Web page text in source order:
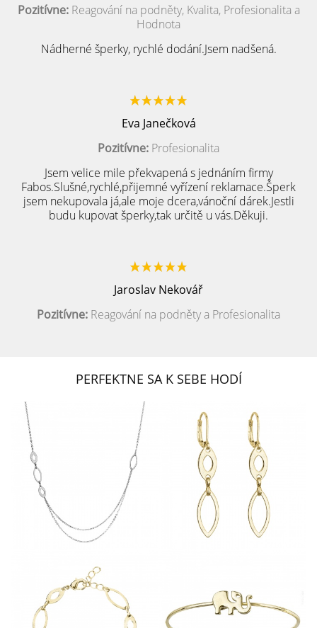
Pozitívne:Reagování na podněty, Kvalita, Profesionalita a
Hodnota
Nádherné šperky, rychlé dodání.Jsem nadšená.
Eva Janečková
Pozitívne: Profesionalita
Jsem velice mile překvapená s jednáním firmy
Fabos.Slušné,rychlé,přijemné vyřízení reklamace.Šperk
jsem nekupovala já,ale moje dcera,vánoční dárek.Jestli
budu kupovat šperky,tak určitě u vás.Děkuji.
Jaroslav Nekovář
Pozitívne: Reagování na podněty a Profesionalita
PERFEKTNE SA K SEBE HODÍ